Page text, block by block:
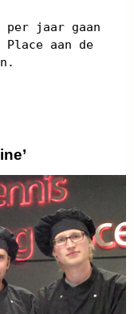
per jaar gaan
aan de